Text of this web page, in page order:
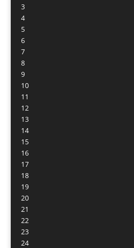
3
4
5
6
7
8
9
10
11
12
13
14
15
16
17
18
19
20
21
22
23
24